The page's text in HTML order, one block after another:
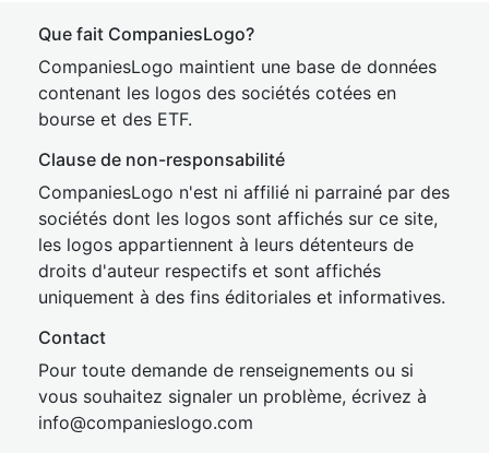
Que fait CompaniesLogo?
CompaniesLogo maintient une base de données
contenant les logos des sociétés cotées en
bourse et des ETF.
Clause de non-responsabilité
CompaniesLogo n'est ni affilié ni parrainé par des
sociétés dont les logos sont affichés sur ce site,
les logos appartiennent à leurs détenteurs de
droits d'auteur respectifs et sont affichés
uniquement à des fins éditoriales et informatives.
Contact
Pour toute demande de renseignements ou si
vous souhaitez signaler un problème, écrivez à
info@companieslogo.com